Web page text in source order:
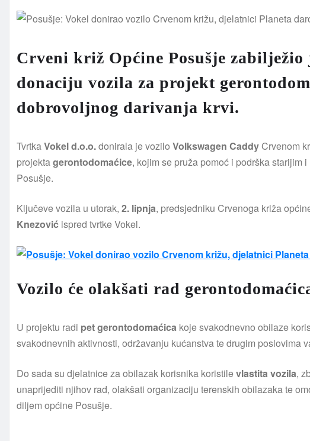
Crveni križ Općine Posušje
donaciju vozila za projekt
dobrovoljnog darivanja krvi.
TvrtkaVokel d.o.o.donirala je vozilo Volkswagen CaddyCrvenom
projektagerontodomaćice, kojim se pruža pomoć i podrška starijim
Posušje.
Ključeve vozila u utorak, 2. lipnja, predsjedniku Crvenoga križa
Knezović ispred tvrtke Vokel.
Vozilo će olakšati rad
U projektu radi pet gerontodomaćica koje svakodnevno obilaze
svakodnevnih aktivnosti, održavanju kućanstva te drugim poslovima
Do sada su djelatnice za obilazak korisnika koristilevlastita vozila,
unaprijediti njihov rad, olakšati organizaciju terenskih obilazaka te
diljem općine Posušje.